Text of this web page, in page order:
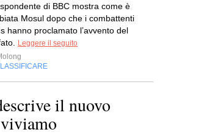
di BBC mostra come è
Mosul dopo che i combattenti
hanno proclamato l’avvento del
Leggere il seguito
il nuovo